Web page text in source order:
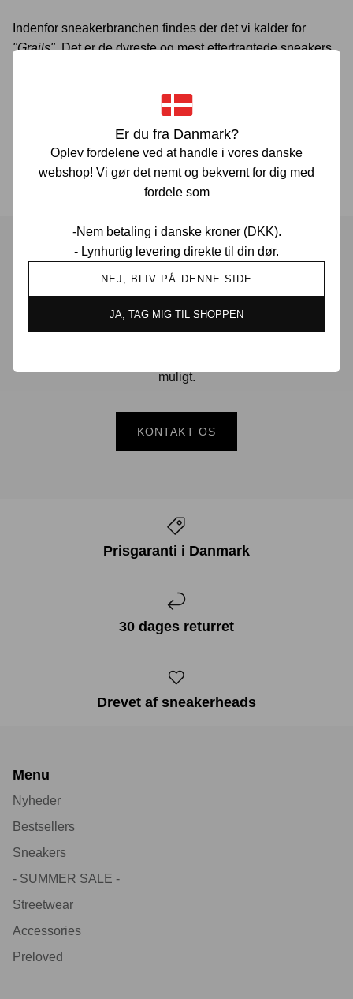
Er du fra Danmark?
Oplev fordelene ved at handle i vores danske
webshop! Vi gør det nemt og bekvemt for dig med
fordele som
-Nem betaling i danske kroner (DKK).
- Lynhurtig levering direkte til din dør.
NEJ, BLIV PÅ DENNE SIDE
JA, TAG MIG TIL SHOPPEN
Indenfor sneakerbranchen findes der det vi kalder for
"Grails". Det er de dyreste og mest eftertragtede sneakers
som næsten udelukkende ses på fødderne af de helt store
celebrities og på få hardcore sneakersamleres hylder.
Du kan se alleGrails her.
Har du spørgsmål?
Vi er her for at hjælpe! Hvis du har spørgsmål, er du altid
muligt.
KONTAKT OS
Prisgaranti i Danmark
30 dages returret
Drevet af sneakerheads
Menu
Nyheder
Bestsellers
Sneakers
- SUMMER SALE -
Streetwear
Accessories
Preloved